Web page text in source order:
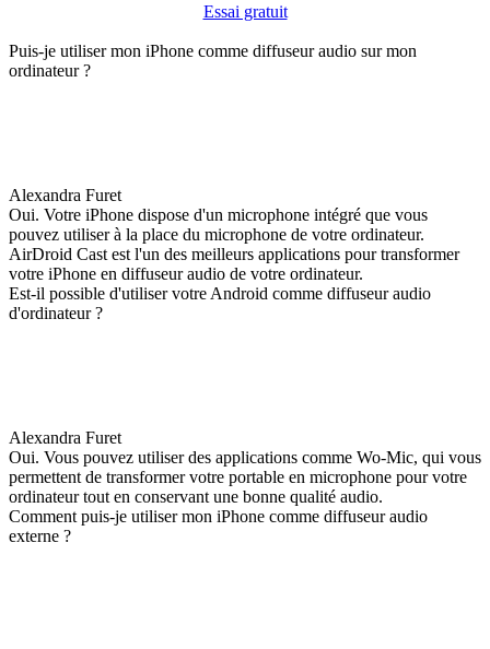
Essai gratuit
Puis-je utiliser mon iPhone comme diffuseur audio sur mon
ordinateur ?
Alexandra Furet
Oui. Votre iPhone dispose d'un microphone intégré que vous
pouvez utiliser à la place du microphone de votre ordinateur.
AirDroid Cast est l'un des meilleurs applications pour transformer
votre iPhone en diffuseur audio de votre ordinateur.
Est-il possible d'utiliser votre Android comme diffuseur audio
d'ordinateur ?
Alexandra Furet
Oui. Vous pouvez utiliser des applications comme Wo-Mic, qui vous
permettent de transformer votre portable en microphone pour votre
ordinateur tout en conservant une bonne qualité audio.
Comment puis-je utiliser mon iPhone comme diffuseur audio
externe ?